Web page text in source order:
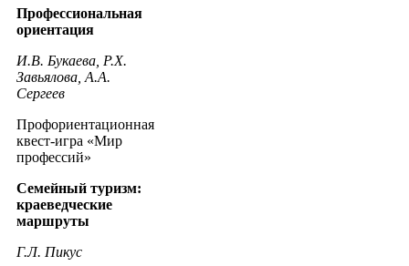
Профессиональная
ориентация
И.В. Букаева, Р.Х.
Завьялова, А.А.
Сергеев
Профориентационная
квест-игра «Мир
профессий»
Семейный туризм:
краеведческие
маршруты
Г.Л. Пикус